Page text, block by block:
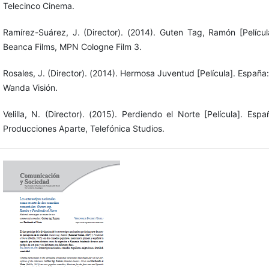
Telecinco Cinema.
Ramírez-Suárez, J. (Director). (2014). Guten Tag, Ramón
Beanca Films, MPN Cologne Film 3.
Rosales, J. (Director). (2014). Hermosa Juventud [Película].
Wanda Visión.
Velilla, N. (Director). (2015). Perdiendo el Norte [Película].
Producciones Aparte, Telefónica Studios.